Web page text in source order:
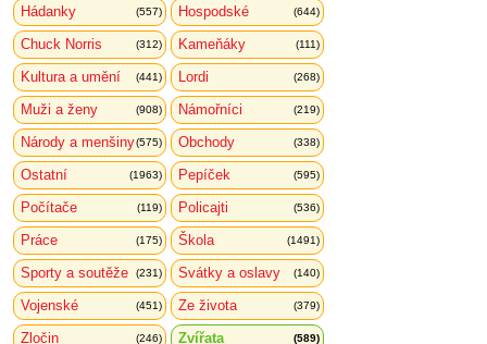
Hádanky (557) Hospodské (644)
Chuck Norris (312) Kameňáky (111)
Kultura a umění (441) Lordi (268)
Muži a ženy (908) Námořníci (219)
Národy a menšiny(575) Obchody (338)
Ostatní (1963) Pepíček (595)
Počítače (119) Policajti (536)
Práce (175) Škola (1491)
Sporty a soutěže (231) Svátky a oslavy (140)
Vojenské (451) Ze života (379)
Zločin (246) Zvířata (589)